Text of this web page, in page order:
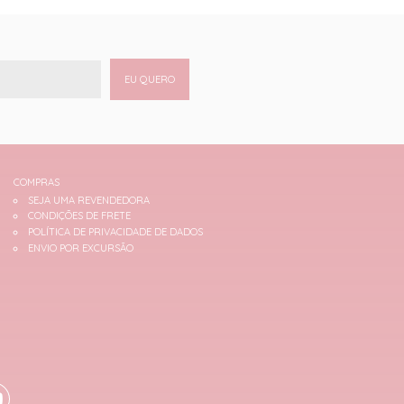
EU QUERO
COMPRAS
SEJA UMA REVENDEDORA
CONDIÇÕES DE FRETE
POLÍTICA DE PRIVACIDADE DE DADOS
ENVIO POR EXCURSÃO